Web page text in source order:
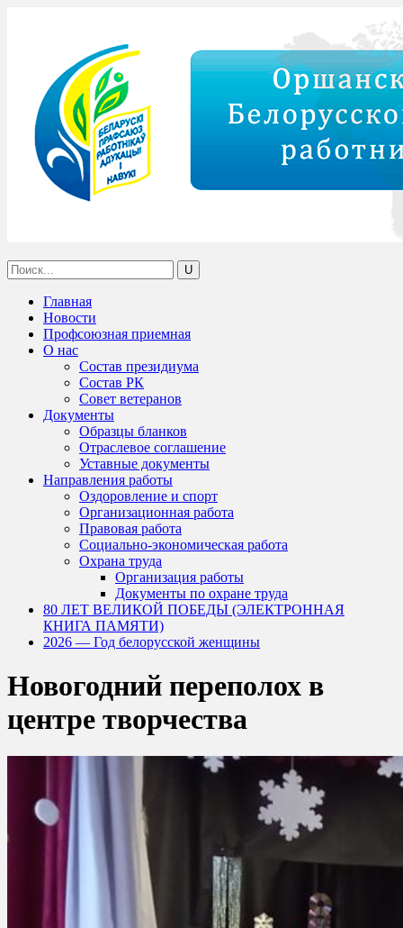
Главная
Новости
Профсоюзная приемная
О нас
Состав президиума
Состав РК
Совет ветеранов
Документы
Образцы бланков
Отраслевое соглашение
Уставные документы
Направления работы
Оздоровление и спорт
Организационная работа
Правовая работа
Социально-экономическая работа
Охрана труда
Организация работы
Документы по охране труда
80 ЛЕТ ВЕЛИКОЙ ПОБЕДЫ (ЭЛЕКТРОННАЯ
КНИГА ПАМЯТИ)
2026 — Год белорусской женщины
Новогодний переполох в
центре творчества